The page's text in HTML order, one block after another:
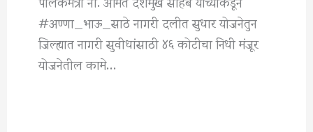
#अण्णा_भाऊ_साठे नागरी दलीत सुधार योजनेतुन
जिल्ह्यात नागरी सुवीधांसाठी ४६ कोटीचा निधी मंजूर
योजनेतील कामे…